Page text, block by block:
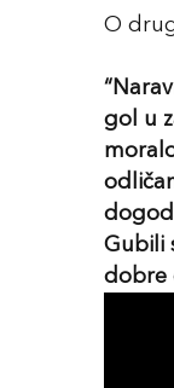
O
gol u
Gubili
dobre